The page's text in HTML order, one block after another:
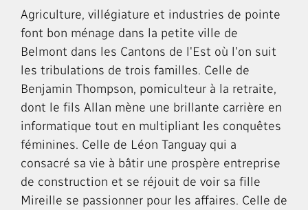
Agriculture, villégiature et industries de pointe
font bon ménage dans la petite ville de
Belmont dans les Cantons de l'Est où l'on suit
les tribulations de trois familles. Celle de
Benjamin Thompson, pomiculteur à la retraite,
dont le fils Allan mène une brillante carrière en
informatique tout en multipliant les conquêtes
féminines. Celle de Léon Tanguay qui a
consacré sa vie à bâtir une prospère entreprise
de construction et se réjouit de voir sa fille
Mireille se passionner pour les affaires. Celle de